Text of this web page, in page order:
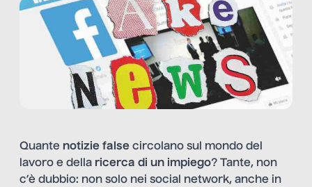
Quante notizie false circolano sul mondo del
lavoro e della ricerca di un impiego? Tante, non
c’è dubbio: non solo nei social network, anche in